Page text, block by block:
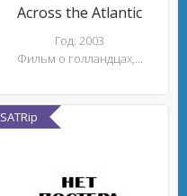
Across the Atlantic
Год: 2003
Фильм о голландцах,...
SATRip